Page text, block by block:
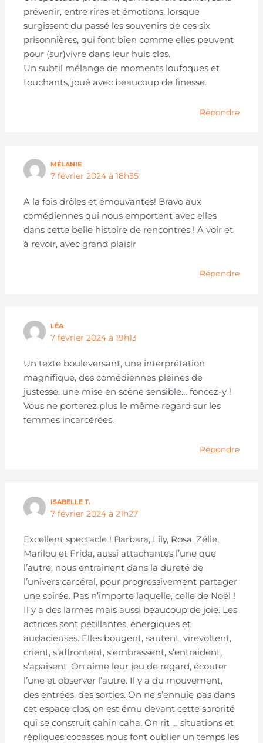
prévenir, entre rires et émotions, lorsque
surgissent du passé les souvenirs de ces six
prisonnières, qui font bien comme elles peuvent
pour (sur)vivre dans leur huis clos.
Un subtil mélange de moments loufoques et
touchants, joué avec beaucoup de finesse.
Répondre
MÉLANIE
7 février 2024 à 18h55
A la fois drôles et émouvantes! Bravo aux
comédiennes qui nous emportent avec elles
dans cette belle histoire de rencontres ! A voir et
à revoir, avec grand plaisir
Répondre
LÉA
7 février 2024 à 19h13
Un texte bouleversant, une interprétation
magnifique, des comédiennes pleines de
justesse, une mise en scène sensible… foncez-y !
Vous ne porterez plus le même regard sur les
femmes incarcérées.
Répondre
ISABELLE T.
7 février 2024 à 21h27
Excellent spectacle ! Barbara, Lily, Rosa, Zélie,
Marilou et Frida, aussi attachantes l’une que
l’autre, nous entraînent dans la dureté de
l’univers carcéral, pour progressivement partager
une soirée. Pas n’importe laquelle, celle de Noël !
Il y a des larmes mais aussi beaucoup de joie. Les
actrices sont pétillantes, énergiques et
audacieuses. Elles bougent, sautent, virevoltent,
crient, s’affrontent, s’embrassent, s’entraident,
s’apaisent. On aime leur jeu de regard, écouter
l’une et observer l’autre. Il y a du mouvement,
des entrées, des sorties. On ne s’ennuie pas dans
cet espace clos, on est ému devant cette sororité
qui se construit cahin caha. On rit … situations et
répliques cocasses nous font oublier un temps les